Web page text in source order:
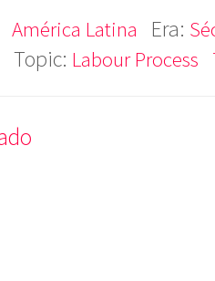
América Latina Era:
Topic: Labour Process